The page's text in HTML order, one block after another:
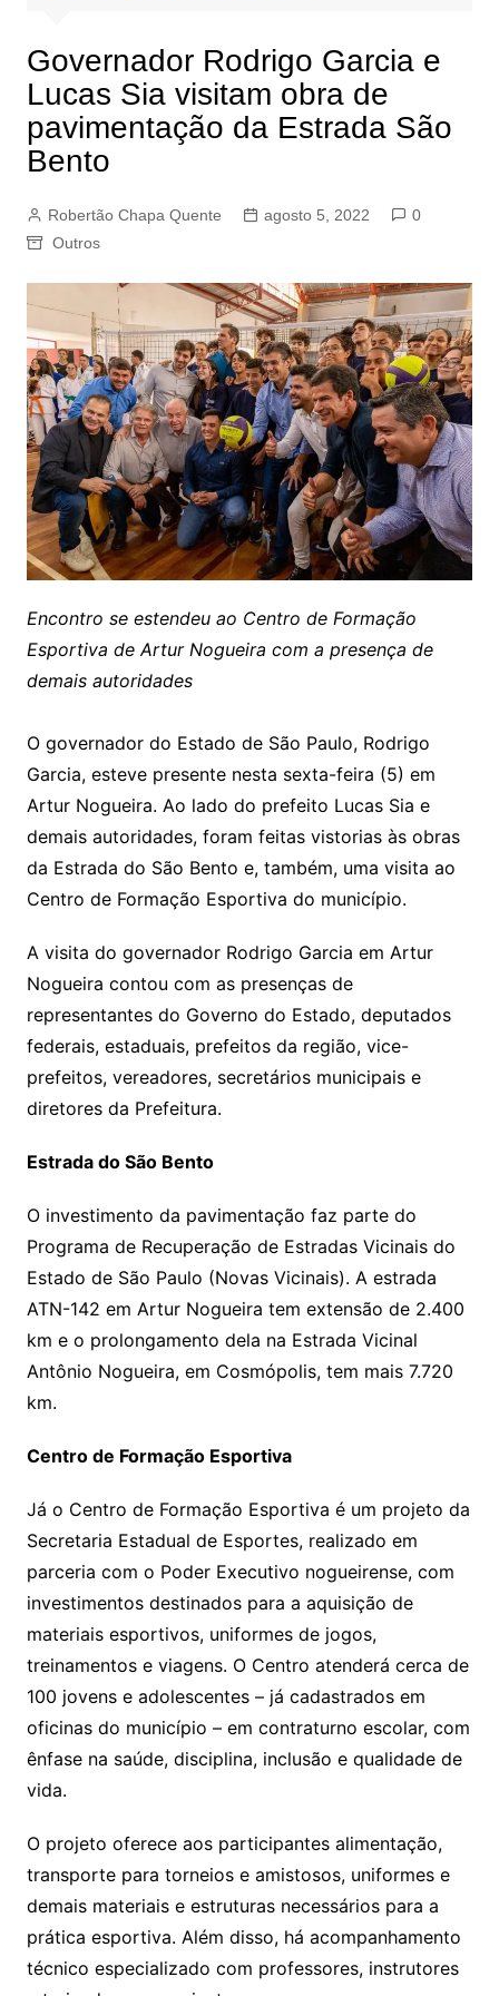
Governador Rodrigo Garcia e
Lucas Sia visitam obra de
pavimentação da Estrada São
Bento
Robertão Chapa Quente agosto 5, 2022
0
Outros
Encontro se estendeu ao Centro de Formação
Esportiva de Artur Nogueira com a presença de
demais autoridades
O governador do Estado de São Paulo, Rodrigo
Garcia, esteve presente nesta sexta-feira (5) em
Artur Nogueira. Ao lado do prefeito Lucas Sia e
demais autoridades, foram feitas vistorias às obras
da Estrada do São Bento e, também, uma visita ao
Centro de Formação Esportiva do município.
A visita do governador Rodrigo Garcia em Artur
Nogueira contou com as presenças de
representantes do Governo do Estado, deputados
federais, estaduais, prefeitos da região, vice-
prefeitos, vereadores, secretários municipais e
diretores da Prefeitura.
Estrada do São Bento
O investimento da pavimentação faz parte do
Programa de Recuperação de Estradas Vicinais do
Estado de São Paulo (Novas Vicinais). A estrada
ATN-142 em Artur Nogueira tem extensão de 2.400
km e o prolongamento dela na Estrada Vicinal
Antônio Nogueira, em Cosmópolis, tem mais 7.720
km.
Centro de Formação Esportiva
Já o Centro de Formação Esportiva é um projeto da
Secretaria Estadual de Esportes, realizado em
parceria com o Poder Executivo nogueirense, com
investimentos destinados para a aquisição de
materiais esportivos, uniformes de jogos,
treinamentos e viagens. O Centro atenderá cerca de
100 jovens e adolescentes – já cadastrados em
oficinas do município – em contraturno escolar, com
ênfase na saúde, disciplina, inclusão e qualidade de
vida.
O projeto oferece aos participantes alimentação,
transporte para torneios e amistosos, uniformes e
demais materiais e estruturas necessários para a
prática esportiva. Além disso, há acompanhamento
técnico especializado com professores, instrutores